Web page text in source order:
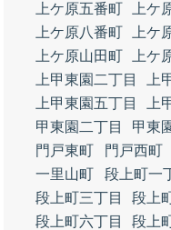
上ケ原五番町
上ケ
上ケ原八番町
上ケ
上ケ原山田町
上ケ
上甲東園二丁目
上
上甲東園五丁目
上
甲東園二丁目
甲東
門戸東町
門戸西町
一里山町
段上町一
段上町三丁目
段上
段上町六丁目
段上